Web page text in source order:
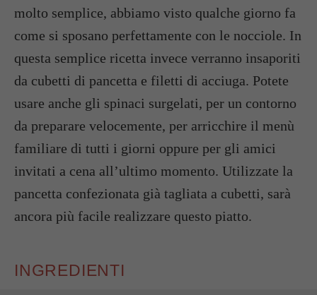
molto semplice, abbiamo visto qualche giorno fa
come si sposano perfettamente con le nocciole. In
questa semplice ricetta invece verranno insaporiti
da cubetti di pancetta e filetti di acciuga. Potete
usare anche gli spinaci surgelati, per un contorno
da preparare velocemente, per arricchire il menù
familiare di tutti i giorni oppure per gli amici
invitati a cena all’ultimo momento. Utilizzate la
pancetta confezionata già tagliata a cubetti, sarà
ancora più facile realizzare questo piatto.
INGREDIENTI